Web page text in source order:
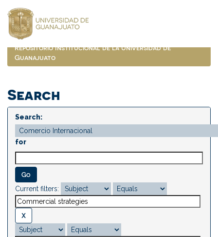
navigation
Repositorio Institucional de la Universidad de
Guanajuato
Search
Search:
for
Current filters: